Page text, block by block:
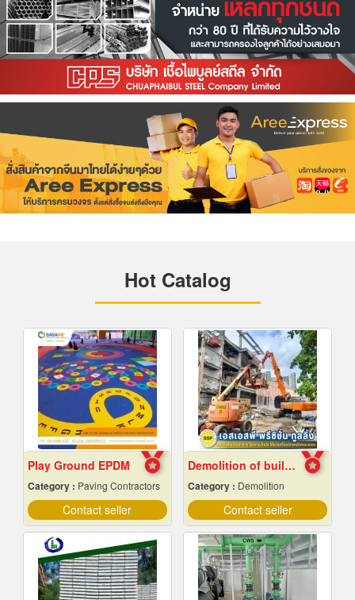
Hot Catalog
Play Ground EPDM
Category : Paving Contractors
Contact seller
Demolition of buildings in Samut Prakan
Category : Demolition
Contact seller